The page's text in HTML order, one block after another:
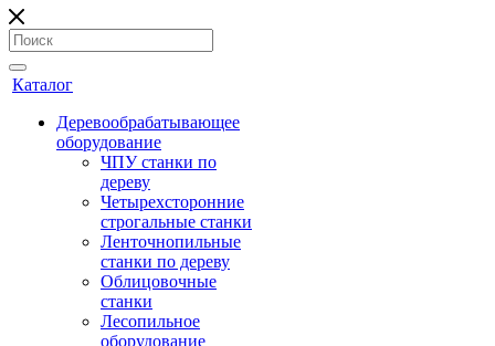
Каталог
Деревообрабатывающее
оборудование
ЧПУ станки по
дереву
Четырехсторонние
строгальные станки
Ленточнопильные
станки по дереву
Облицовочные
станки
Лесопильное
оборудование